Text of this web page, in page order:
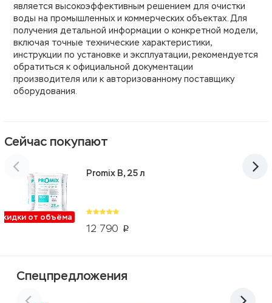
является высокоэффективным решением для очистки
воды на промышленных и коммерческих объектах. Для
получения детальной информации о конкретной модели,
включая точные технические характеристики,
инструкции по установке и эксплуатации, рекомендуется
обратиться к официальной документации
производителя или к авторизованному поставщику
оборудования.
Сейчас покупают
от объёма
12 790 p
Promix B, 25 л
Спецпредложения